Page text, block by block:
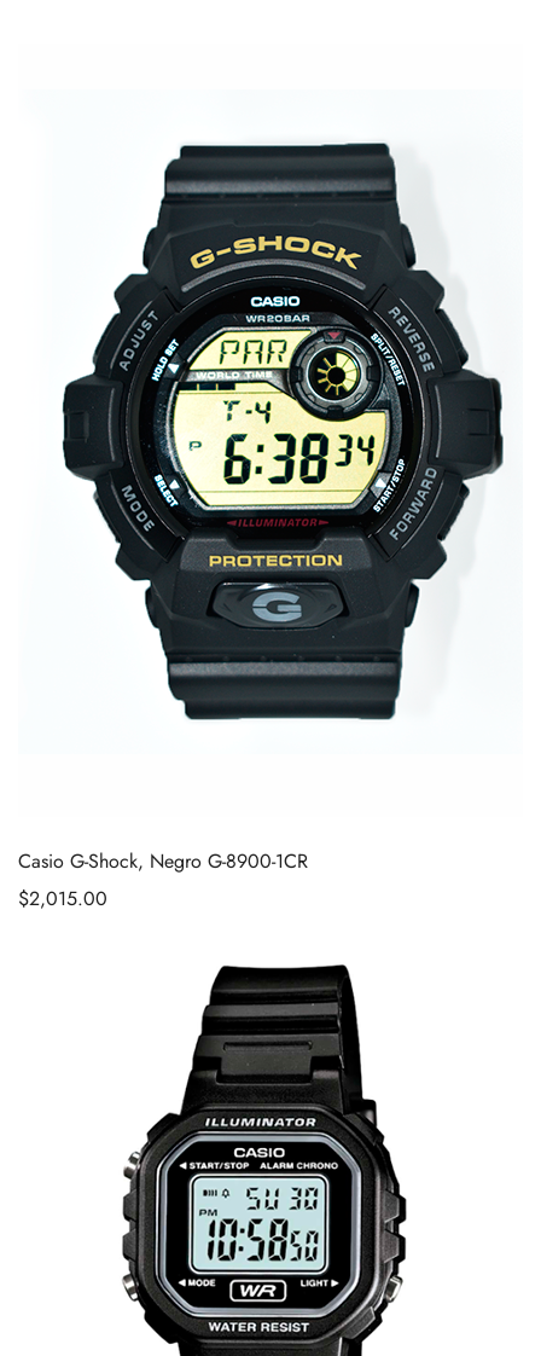
Casio G-Shock, Negro G-8900-1CR
$2,015.00